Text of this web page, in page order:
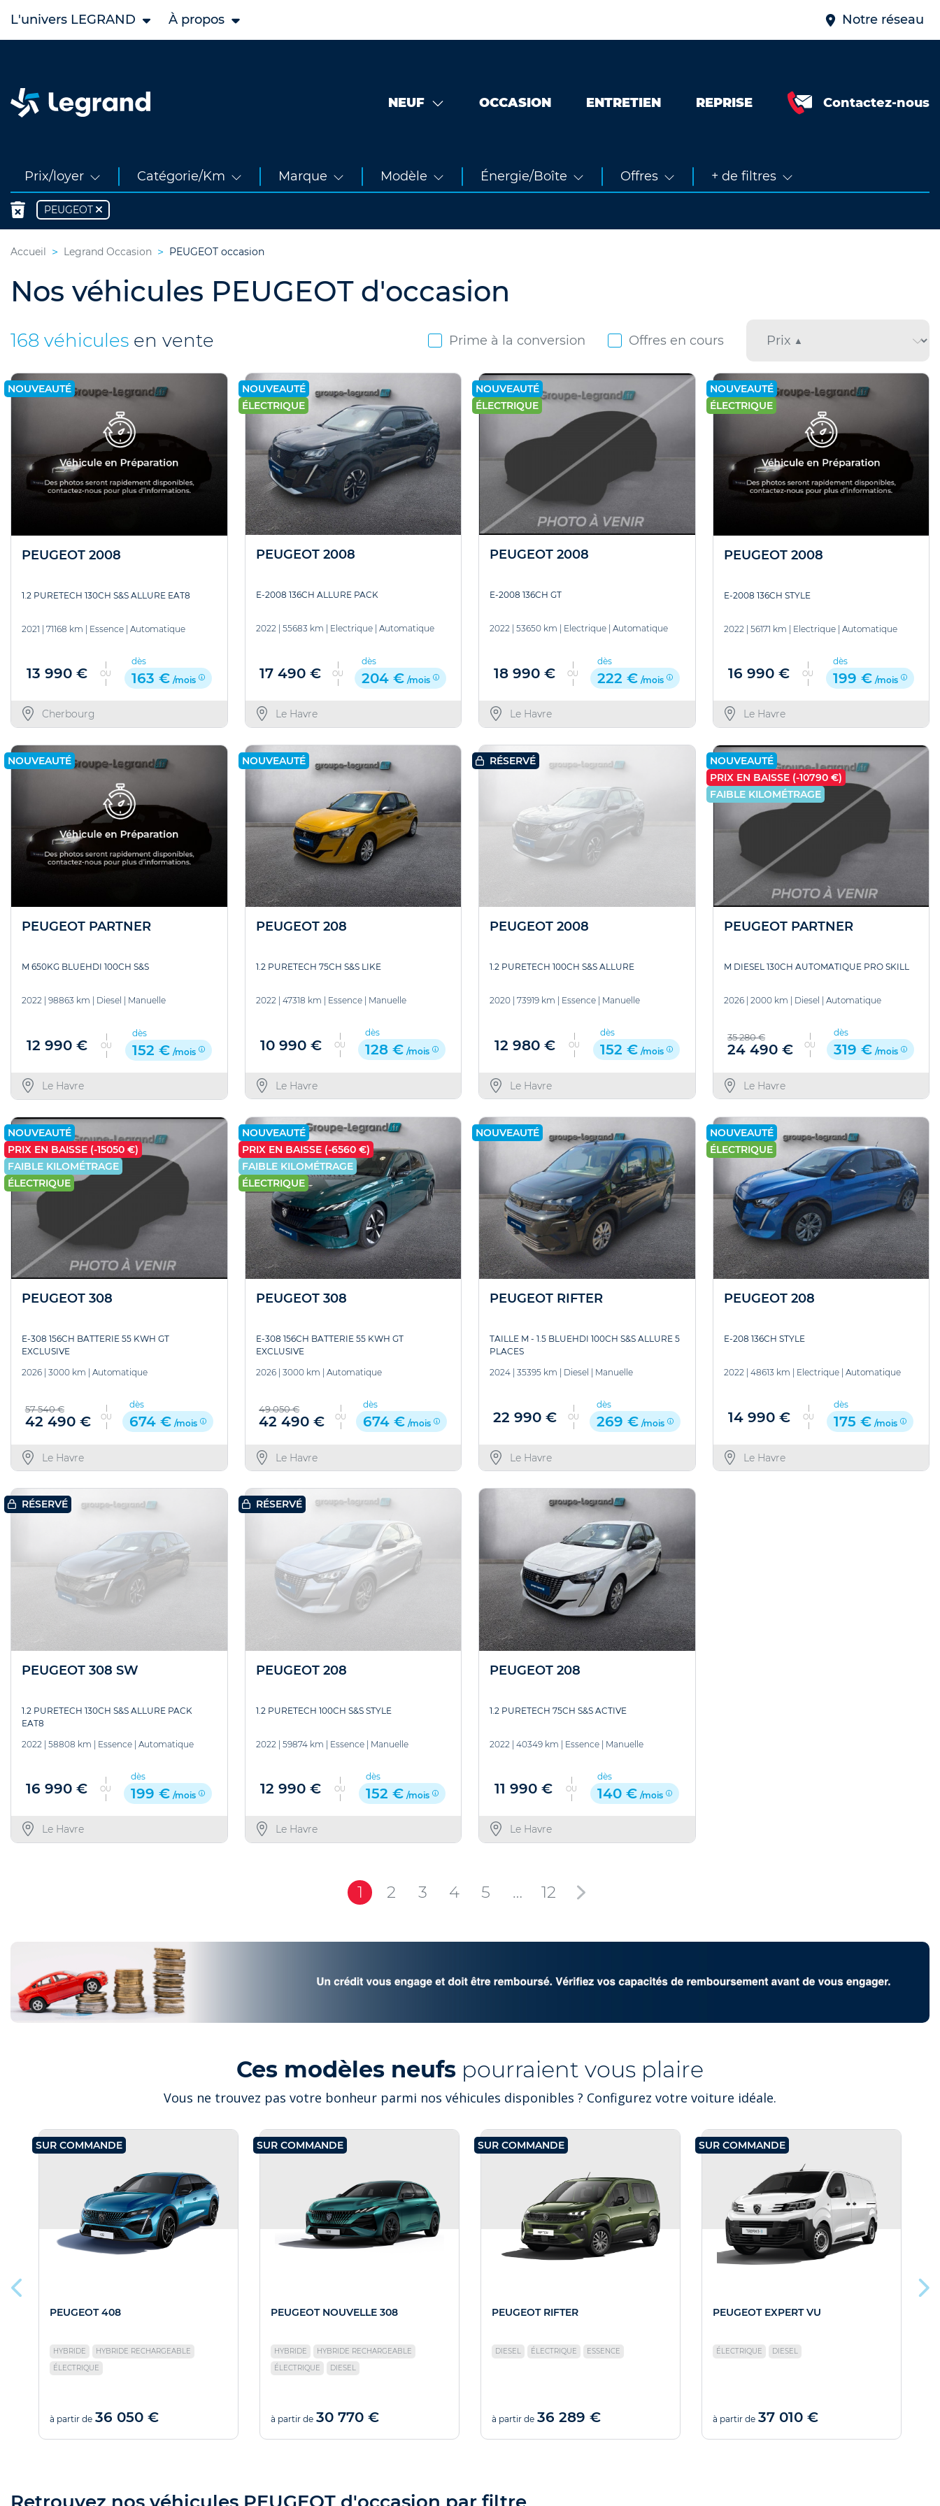
L'univers LEGRAND À propos Notre réseau
NEUF OCCASION ENTRETIEN REPRISE
Contactez-nous
Prix/loyer Catégorie/Km Marque Modèle Énergie/Boîte Offres + de filtres
PEUGEOT
Accueil Legrand Occasion PEUGEOT occasion
Nos véhicules PEUGEOT d'occasion
168 véhicules en vente Prime à la conversion Offres en cours
NOUVEAUTÉ
PEUGEOT 2008
1.2 PURETECH 130CH S&S ALLURE EAT8
2021 | 71168 km | Essence | Automatique
13 990 € OU
dès
163 € /mois
Cherbourg
NOUVEAUTÉ
ÉLECTRIQUE
PEUGEOT 2008
E-2008 136CH ALLURE PACK
2022| 55683 km Electrique| Automatique
17 490 € OU
dès
204 € /mois
Le Havre
NOUVEAUTÉ
ÉLECTRIQUE
PEUGEOT 2008
E-2008 136CH GT
2022 53650 km Electrique Automatique
18 990 € OU
dès
222 € /mois
Le Havre
NOUVEAUTÉ
ÉLECTRIQUE
PEUGEOT 2008
E-2008 136CH STYLE
2022 | 56171 km | Electrique| Automatique
16 990 € OU
dès
199 € /mois
Le Havre
NOUVEAUTÉ
PEUGEOT PARTNER
M 650KG BLUEHDI 100CH S&S
2022 98863 km Diesel Manuelle
12 990 € OU
dès
152 € /mois
Le Havre
NOUVEAUTÉ
PEUGEOT 208
1.2 PURETECH 75CH S&S LIKE
2022| 47318 km Essence| Manuelle
10 990 € OU
dès
128 € /mois
Le Havre
RÉSERVÉ
PEUGEOT 2008
1.2 PURETECH 100CH S&S ALLURE
2020 73919 km Essence Manuelle
12 980 € OU
dès
152 € /mois
Le Havre
NOUVEAUTÉ
PRIX EN BAISSE (-10790 €)
FAIBLE KILOMÉTRAGE
PEUGEOT PARTNER
M DIESEL 130CH AUTOMATIQUE PRO SKILL
2026| 2000 km Diesel Automatique
35 280 €
24 490 € OU
dès
319 € /mois
Le Havre
NOUVEAUTÉ
PRIX EN BAISSE (-15050 €)
FAIBLE KILOMÉTRAGE
ÉLECTRIQUE
PEUGEOT 308
E-308 156CH BATTERIE 55 KWH GT
EXCLUSIVE
2026 3000 km Automatique
57 540 €
42 490 € OU
dès
674 € /mois
Le Havre
NOUVEAUTÉ
PRIX EN BAISSE (-6560 €)
FAIBLE KILOMÉTRAGE
ÉLECTRIQUE
PEUGEOT 308
E-308 156CH BATTERIE 55 KWH GT
EXCLUSIVE
2026| 3000 km Automatique
49 050 €
42 490 € OU
dès
674 € /mois
Le Havre
NOUVEAUTÉ
PEUGEOT RIFTER
TAILLE M - 1.5 BLUEHDI 100CH S&S ALLURE 5
PLACES
2024 35395 km Diesel Manuelle
22 990 € OU
dès
269 € /mois
Le Havre
NOUVEAUTÉ
ÉLECTRIQUE
PEUGEOT 208
E-208 136CH STYLE
2022| 48613 km Electrique| Automatique
14 990 € OU
dès
175 € /mois
Le Havre
RÉSERVÉ
PEUGEOT 308 SW
1.2 PURETECH 130CH S&S ALLURE PACK
EAT8
2022 | 58808 km | Essence | Automatique
16 990 € OU
dès
199 € /mois
Le Havre
RÉSERVÉ
PEUGEOT 208
1.2 PURETECH 100CH S&S STYLE
2022 | 59874 km | Essence| Manuelle
12 990 € OU
dès
152 € /mois
Le Havre
PEUGEOT 208
1.2 PURETECH 75CH S&S ACTIVE
2022 | 40349 km | Essence | Manuelle
11 990 € OU
dès
140 € /mois
Le Havre
1 2 3 4 5 … 12
Ces modèles neufs pourraient vous plaire
Vous ne trouvez pas votre bonheur parmi nos véhicules disponibles ? Configurez votre voiture idéale.
SUR COMMANDE
PEUGEOT 408
HYBRIDE
HYBRIDE RECHARGEABLE
ÉLECTRIQUE
à partir de 36 050 €
SUR COMMANDE
PEUGEOT NOUVELLE 308
HYBRIDE
HYBRIDE RECHARGEABLE
ÉLECTRIQUE
DIESEL
à partir de 30 770 €
SUR COMMANDE
PEUGEOT RIFTER
DIESEL ÉLECTRIQUE ESSENCE
à partir de 36 289 €
SUR COMMANDE
PEUGEOT EXPERT VU
ÉLECTRIQUE DIESEL
à partir de 37 010 €